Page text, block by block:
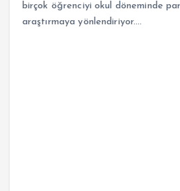
birçok öğrenciyi okul döneminde
araştırmaya yönlendiriyor.…